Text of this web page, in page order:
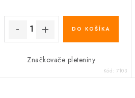
DO KOŠÍKA
Značkovače pleteniny
Kód:7103